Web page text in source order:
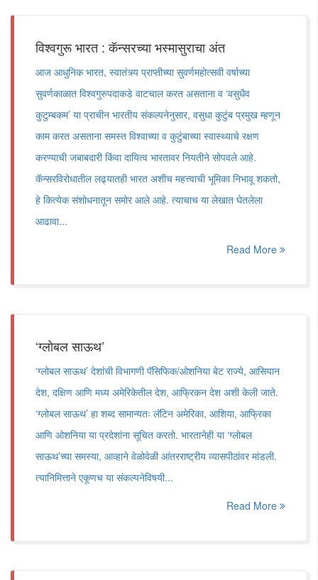
विश्वगुरू भारत : कॅन्सरच्या भस्मासुराचा अंत
आज आधुनिक भारत, स्वातंत्र्य प्राप्तीच्या सुवर्णमहोत्सवी वर्षाच्या
सुवर्णकाळात विश्वगुरुपदाकडे वाटचाल करत असताना व ‘वसुधैव
कुटुम्बकम’ या प्राचीन भारतीय संकल्पनेनुसार, वसुधा कुटुंब प्रमुख म्हणून
काम करत असताना समस्त विश्वाच्या व कुटुंबाच्या स्वास्थ्याचे रक्षण
करण्याची जबाबदारी किंवा दायित्व भारतावर नियतीने सोपवले आहे.
कॅन्सरविरोधातील लढ्यातही भारत अशीच महत्त्वाची भूमिका निभावू शकतो,
हे कित्येक संशोधनातून समोर आले आहे. त्याचाच या लेखात घेतलेला
आढावा...
Read More
‘ग्लोबल साऊथ’
‘ग्लोबल साऊथ’ देशांची विभागणी पॅसिफिक/ओशनिया बेट राज्ये, आसियान
देश, दक्षिण आणि मध्य अमेरिकेतील देश, आफ्रिकन देश अशी केली जाते.
‘ग्लोबल साऊथ’ हा शब्द सामान्यतः लॅटिन अमेरिका, आशिया, आफ्रिका
आणि ओशनिया या प्रदेशांना सूचित करतो. भारतानेही या ‘ग्लोबल
साऊथ’च्या समस्या, आव्हाने वेळोवेळी आंतरराष्ट्रीय व्यासपीठांवर मांडली.
त्यानिमित्ताने एकूणच या संकल्पनेविषयी...
Read More